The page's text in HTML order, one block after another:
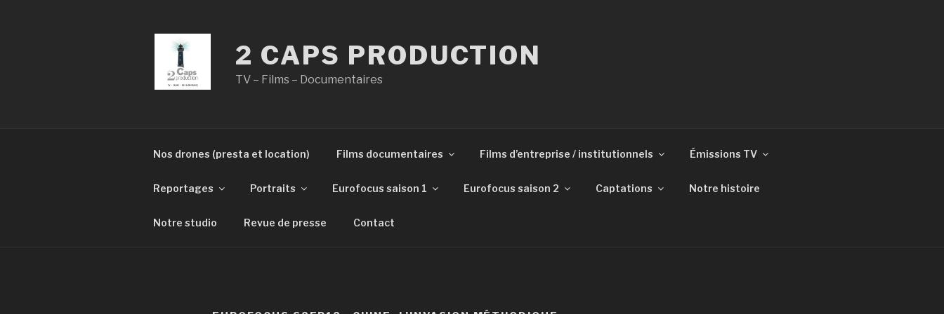
2 CAPS PRODUCTION
TV – Films – Documentaires
Nos drones (presta et location) Films documentaires Films d’entreprise / institutionnels Émissions TV
Reportages Portraits Eurofocus saison 1 Eurofocus saison 2 Captations Notre histoire
Notre studio Revue de presse Contact